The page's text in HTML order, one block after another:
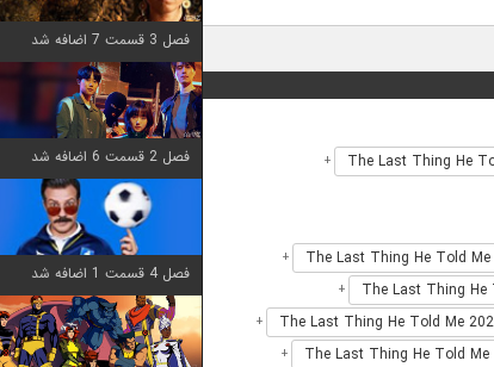
+
+
+
+
+
فصل 3 قسمت 7 اضافه شد
فصل 2 قسمت 6 اضافه شد
فصل 4 قسمت 1 اضافه شد